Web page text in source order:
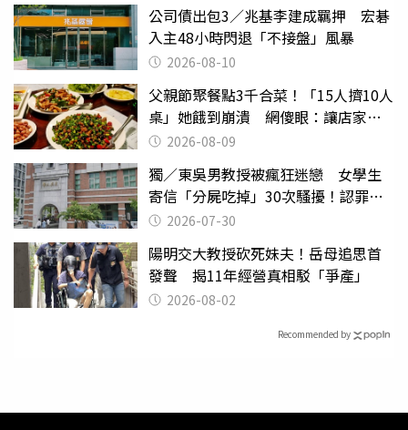
公司債出包3／兆基李建成羈押 宏碁
入主48小時閃退「不接盤」風暴
2026-08-10
父親節聚餐點3千合菜！「15人擠10人
桌」她餓到崩潰 網傻眼：讓店家看
笑話2026-08-09
獨／東吳男教授被瘋狂迷戀 女學生
寄信「分屍吃掉」30次騷擾！認罪免
關 2026-07-30
陽明交大教授砍死妹夫！岳母追思首
發聲 揭11年經營真相駁「爭產」
2026-08-02
Recommended by